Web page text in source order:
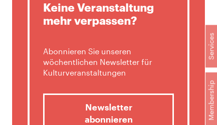
Membership
Services
Keine Veranstaltung
mehr verpassen?
Abonnieren Sie unseren
wöchentlichen Newsletter für
Kulturveranstaltungen
Newsletter
abonnieren